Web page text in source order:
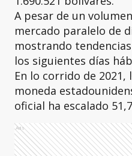
A pesar de un
mercado paralelo de
mostrando
los siguientes días
En lo corrido de 2021,
moneda
oficial ha escalado
Ads